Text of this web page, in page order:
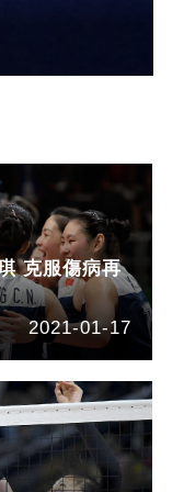
克服傷病再
2021-01-17